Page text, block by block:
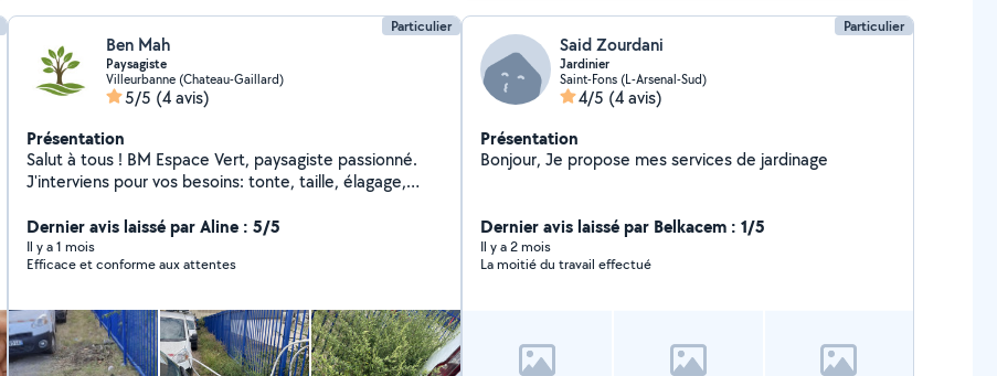
Particulier
Ben Mah
Paysagiste
Villeurbanne (Chateau-Gaillard)
5/5 (4 avis)
Présentation
Salut à tous ! BM Espace Vert, paysagiste passionné.
J'interviens pour vos besoins: tonte, taille, élagage,
pour vos petites interventions rapides ! Travaille propre
et serieux Devis rapide Au plaisir de prendre soin de
vos extérieurs !
Dernier avis laissé par Aline : 5/5
Il y a 1 mois
Efficace et conforme aux attentes
Particulier
Said Zourdani
Jardinier
Saint-Fons (L-Arsenal-Sud)
4/5 (4 avis)
Présentation
Bonjour, Je propose mes services de jardinage
Dernier avis laissé par Belkacem : 1/5
Il y a 2 mois
La moitié du travail effectué